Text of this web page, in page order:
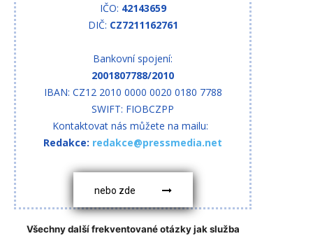
IČO: 42143659
DIČ: CZ7211162761
Bankovní spojení:
2001807788/2010
IBAN: CZ12 2010 0000 0020 0180 7788
SWIFT: FIOBCZPP
Kontaktovat nás můžete na mailu:
Redakce: redakce@pressmedia.net
nebo zde
Všechny další frekventované otázky jak služba